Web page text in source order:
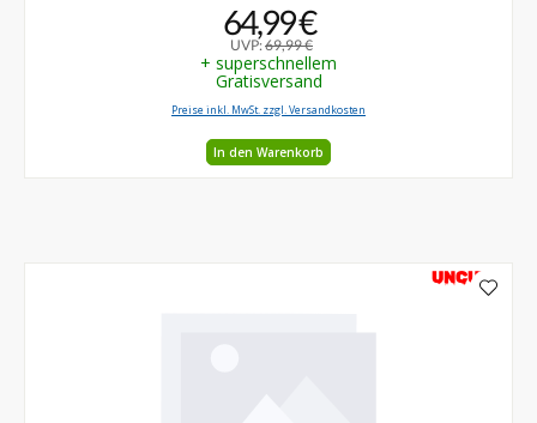
64,99 €
UVP: 69,99 €
+ superschnellem
Gratisversand
Preise inkl. MwSt. zzgl. Versandkosten
In den Warenkorb
UNCUT